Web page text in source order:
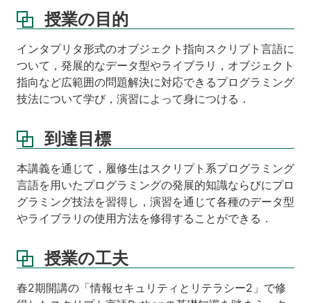
教
書・
考
書
外
学
修
等
授業の目的
インタプリタ形式のオブジェクト指向スクリプト言語に
ついて，発展的なデータ型やライブラリ，オブジェクト
指向など広範囲の問題解決に対応できるプログラミング
技法について学び，演習によって身につける．
到達目標
本講義を通じて，履修生はスクリプト系プログラミング
言語を用いたプログラミングの発展的知識ならびにプロ
グラミング技法を習得し，演習を通じて各種のデータ型
やライブラリの使用方法を修得することができる．
授業の工夫
春2期開講の「情報セキュリティとリテラシー2」で修